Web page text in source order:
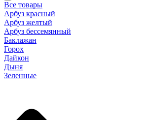
Все товары
Арбуз красный
Арбуз желтый
Арбуз бессемянный
Баклажан
Горох
Дайкон
Дыня
Зеленные